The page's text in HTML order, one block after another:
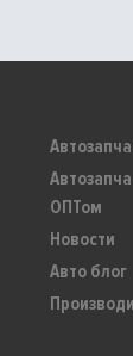
ОПТом
Новости
Авто блог